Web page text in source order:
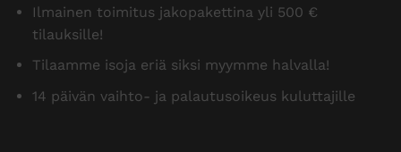
Ilmainen toimitus jakopakettina yli 500 €
tilauksille!
Tilaamme isoja eriä siksi myymme halvalla!
14 päivän vaihto- ja palautusoikeus kuluttajille